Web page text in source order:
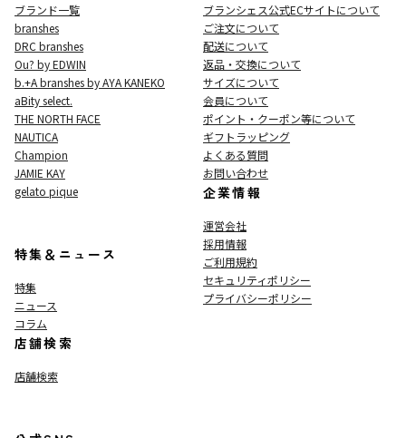
ブランド一覧
branshes
DRC branshes
Ou? by EDWIN
b.+A branshes by AYA KANEKO
aBity select.
THE NORTH FACE
NAUTICA
Champion
JAMIE KAY
gelato pique
特集＆ニュース
特集
ニュース
コラム
店舗検索
店舗検索
ブランシェス公式ECサイトについて
ご注文について
配送について
返品・交換について
サイズについて
会員について
ポイント・クーポン等について
ギフトラッピング
よくある質問
お問い合わせ
企業情報
運営会社
採用情報
ご利用規約
セキュリティポリシー
プライバシーポリシー